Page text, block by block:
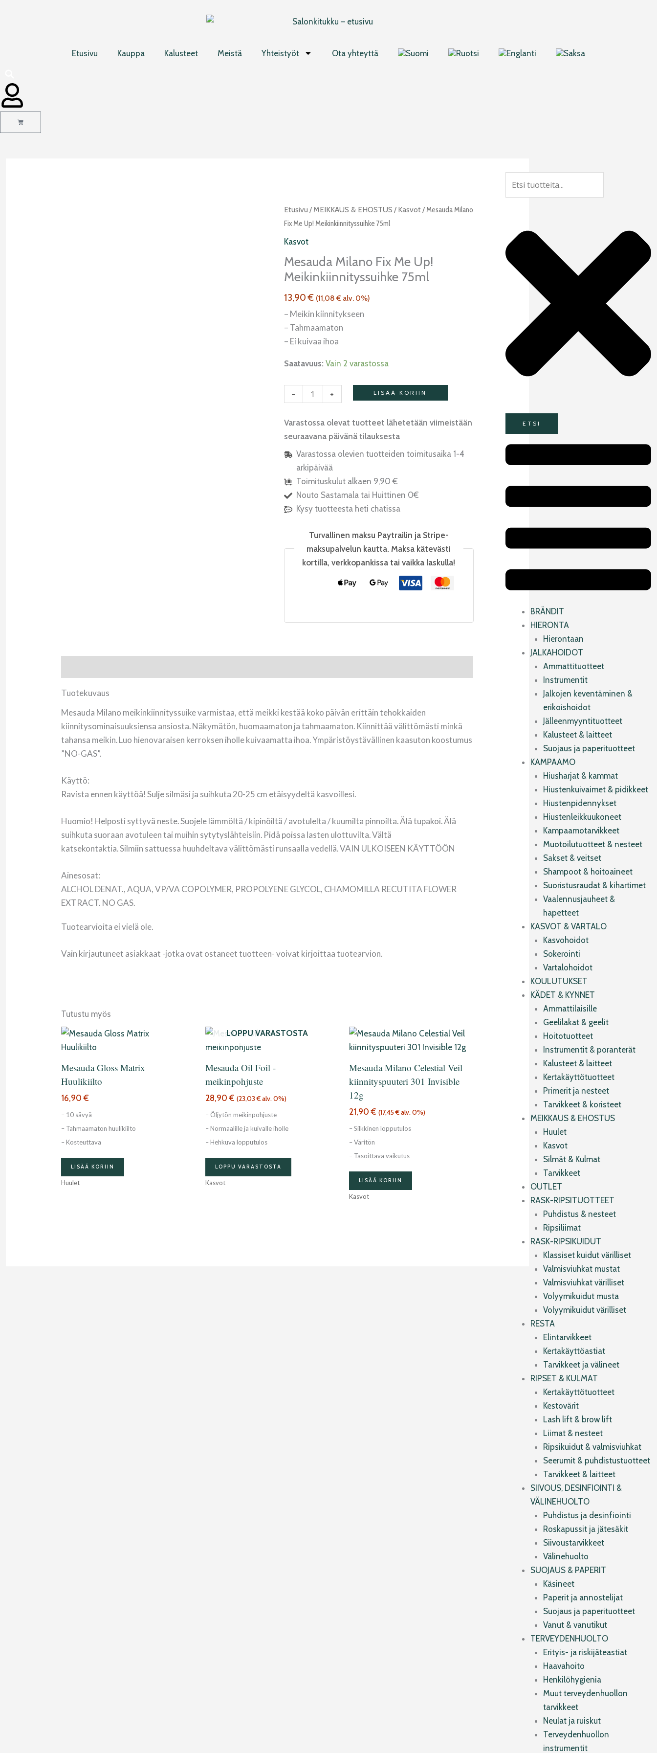
Etusivu Kauppa Kalusteet Meistä Yhteistyöt Ota yhteyttä
Cart
Etusivu / MEIKKAUS & EHOSTUS / Kasvot/ Mesauda Milano
Fix Me Up! Meikinkiinnityssuihke 75ml
Kasvot
Mesauda Milano Fix Me Up!
Meikinkiinnityssuihke 75ml
13,90€ (11,08€ alv. 0%)
– Meikin kiinnitykseen
– Tahmaamaton
– Ei kuivaa ihoa
Saatavuus: Vain 2 varastossa
-
Mesauda
Milano
Fix
Up!
meikinkiinnityssuihke
määrä
+ LISÄÄ KORIIN
Varastossa olevat tuotteet lähetetään viimeistään
seuraavana päivänä tilauksesta
Varastossa olevien tuotteiden toimitusaika 1-4
arkipäivää
Toimituskulut alkaen 9,90 €
Nouto Sastamala tai Huittinen 0€
Kysy tuotteesta heti chatissa
Turvallinen maksu Paytrailin ja Stripe-
maksupalvelun kautta. Maksa kätevästi
kortilla, verkkopankissa tai vaikka laskulla!
Tuotekuvaus
Mesauda Milano meikinkiinnityssuike varmistaa, että meikki kestää koko päivän erittäin tehokkaiden
kiinnitysominaisuuksiensa ansiosta. Näkymätön, huomaamaton ja tahmaamaton. Kiinnittää välittömästi minkä
tahansa meikin. Luo hienovaraisen kerroksen iholle kuivaamatta ihoa. Ympäristöystävällinen kaasuton koostumus
”NO-GAS”.
Käyttö:
Ravista ennen käyttöä! Sulje silmäsi ja suihkuta 20-25 cm etäisyydeltä kasvoillesi.
Huomio! Helposti syttyvä neste. Suojele lämmöltä / kipinöiltä / avotulelta / kuumilta pinnoilta. Älä tupakoi. Älä
suihkuta suoraan avotuleen tai muihin sytytyslähteisiin. Pidä poissa lasten ulottuvilta. Vältä
katsekontaktia. Silmiin sattuessa huuhdeltava välittömästi runsaalla vedellä. VAIN ULKOISEEN KÄYTTÖÖN
Ainesosat:
ALCHOL DENAT., AQUA, VP/VA COPOLYMER, PROPOLYENE GLYCOL, CHAMOMILLA RECUTITA FLOWER
EXTRACT. NO GAS.
Tuotearvioita ei vielä ole.
Vain kirjautuneet asiakkaat -jotka ovat ostaneet tuotteen- voivat kirjoittaa tuotearvion.
Tutustu myös
Mesauda Gloss Matrix
Huulikiilto
16,90€
– 10 sävyä
– Tahmaamaton huulikiilto
– Kosteuttava
LISÄÄ KORIIN
Tällä
useampi
valinnat
sivulla.
Huulet
LOPPU VARASTOSTA
Mesauda Oil Foil -
meikinpohjuste
28,90€ (23,03€alv. 0%)
– Öljytön meikinpohjuste
– Normaalille ja kuivalle iholle
– Hehkuva lopputulos
LOPPU VARASTOSTA
Kasvot
Mesauda Milano Celestial Veil
kiinnityspuuteri 301 Invisible
12g
21,90€ (17,45€alv. 0%)
– Silkkinen lopputulos
– Väritön
– Tasoittava vaikutus
LISÄÄ KORIIN
Kasvot
ETSI
BRÄNDIT
HIERONTA
Hierontaan
JALKAHOIDOT
Ammattituotteet
Instrumentit
Jalkojen keventäminen &
erikoishoidot
Jälleenmyyntituotteet
Kalusteet & laitteet
Suojaus ja paperituotteet
KAMPAAMO
Hiusharjat & kammat
Hiustenkuivaimet & pidikkeet
Hiustenpidennykset
Hiustenleikkuukoneet
Kampaamotarvikkeet
Muotoilutuotteet & nesteet
Sakset & veitset
Shampoot & hoitoaineet
Suoristusraudat & kihartimet
Vaalennusjauheet &
hapetteet
KASVOT & VARTALO
Kasvohoidot
Sokerointi
Vartalohoidot
KOULUTUKSET
KÄDET & KYNNET
Ammattilaisille
Geelilakat & geelit
Hoitotuotteet
Instrumentit & poranterät
Kalusteet & laitteet
Kertakäyttötuotteet
Primerit ja nesteet
Tarvikkeet & koristeet
MEIKKAUS & EHOSTUS
Huulet
Kasvot
Silmät & Kulmat
Tarvikkeet
OUTLET
RASK-RIPSITUOTTEET
Puhdistus & nesteet
Ripsiliimat
RASK-RIPSIKUIDUT
Klassiset kuidut värilliset
Valmisviuhkat mustat
Valmisviuhkat värilliset
Volyymikuidut musta
Volyymikuidut värilliset
RESTA
Elintarvikkeet
Kertakäyttöastiat
Tarvikkeet ja välineet
RIPSET & KULMAT
Kertakäyttötuotteet
Kestovärit
Lash lift & brow lift
Liimat & nesteet
Ripsikuidut & valmisviuhkat
Seerumit & puhdistustuotteet
Tarvikkeet & laitteet
SIIVOUS, DESINFIOINTI &
VÄLINEHUOLTO
Puhdistus ja desinfiointi
Roskapussit ja jätesäkit
Siivoustarvikkeet
Välinehuolto
SUOJAUS & PAPERIT
Käsineet
Paperit ja annostelijat
Suojaus ja paperituotteet
Vanut & vanutikut
TERVEYDENHUOLTO
Erityis- ja riskijäteastiat
Haavahoito
Henkilöhygienia
Muut terveydenhuollon
tarvikkeet
Neulat ja ruiskut
Terveydenhuollon
instrumentit